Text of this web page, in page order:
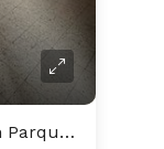
Departamento en alquiler en Parque Patricios